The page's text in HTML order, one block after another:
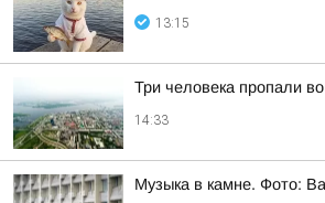
13:15
Три человека пропали
14:33
Музыка в камне. Фото: